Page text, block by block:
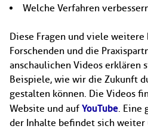
Welche Verfahren
Diese Fragen und viele
Forschenden und die
anschaulichen Videos erklären
Beispiele, wie wir die Zukunft
gestalten können. Die Videos
Website und auf YouTube. Eine
der Inhalte befindet sich weiter